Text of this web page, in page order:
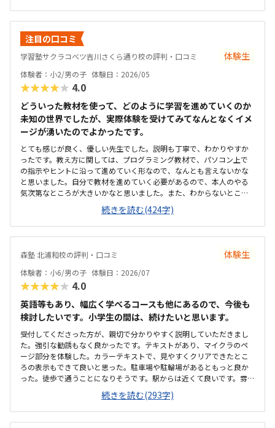
かりやすく作られており、「今日はどこまで進んだか」が一目で確認
できる仕組みになっています。子ども自身も「今日はここまで進んだ
よ」と嬉しそうに教えてくれるので、学習の見える化がしっかりでき
ていると感じます。さらに、各ステップの先には「このあたりでどの
検定レベルを目指せるか」といった目安も書かれており、今どの段階
す。プログラミングは進度や理解度が見えにくいイメージがありまし
たが、このシートのおかげで成長の道筋が具体的にイメージでき、安
ため、通いやすさとしては「普通」という評価にさせていただきま
す。周辺は大通りで交通量が多く、路上での一時的な乗り降りが難し
いため、毎回専用駐車場に入れる必要があります。少し手間には感じ
ますが、安全面を考えると仕方がない部分でもあり、安心して送り迎
えができる環境だと思っています。教室内は全体的にきれいに整って
おり、落ち着いた雰囲気で学べる環境だと感じました。設備もきちん
と手入れされていて、パソコンや机まわりも清潔に保たれているた
め、子どもが安心して集中できる空間になっています。初めてのプロ
グラミング学習でも不安なく取り組める環境が整っている点は、とて
も良い印象でした。教室の割引制度があることで助かってはいます
いのかもしれませんが、教室独自で小学生向けの出席カード制度があ
と景品と交換できる仕組みになっているため、子どもも毎回楽しみに
しています。特に大きく気になる点はありません。通い始めてから困
り、教室の雰囲気や指導の進め方、独自の取り組みなど、総合的に満
足しています。子どもが楽しく通えており、成長を実感できる点が何
よりありがたいです。今後もこのまま安心して続けられればと思って
います。
注目の口コミ
学習塾サクラコベツ吉川さくら通り校の評判・口コミ 体験生
体験者：小2/男の子 体験日：2026/05
★★★★★ 4.0
どういった教材を使って、どのように学習を進めていくのか
未知の世界でしたが、実際体験を受けてみてなんとなくイメ
ージが湧いたのでよかったです。
とても感じが良く、優しい先生でした。説明も丁寧で、わかりやすか
ったです。教え方に関しては、プログラミング教材で、パソコン上で
の指示やヒントに沿って進めていく形なので、なんとも言えないかな
と思いました。自分で教材を進めていく必要があるので、本人のやる
気次第なところが大きいかなと思いました。また、わからないところ
をわからないまま適当に進めず、きちんと質問し、確認しながらでき
るかどうかが懸念点です。家から近く、徒歩で子ども1人でも通わせる
ことができそうなので、そこは魅力的だなと思いました。こじんまり
とした教室ですが、机や椅子は綺麗でした。余計なものが置かれてい
中では高めかなと思います。ただ、パソコンとその中にある教材を使
用するため、高くなってしまうのは仕方ないかなとも思います。マイ
クラが使われているということで子どもが興味を持っていました。遊
び感覚で学んでいけるのは良いと思います。
続きを読む(424字)
森塾 北浦和校の評判・口コミ 体験生
体験者：小6/男の子 体験日：2026/07
★★★★★ 4.0
英語等もあり、幅広く学べるコースも他にあるので、今後も
検討したいです。小学生の間は、続けたいと思います。
受付してくださった方が、親切で分かりやすく説明していただきまし
た。強引な勧誘もなく良かったです。テキストがあり、マイクラのペ
ージ部分を体験した。カラーテキストで、見やすくクリアできたとこ
ろの表示もできて良いと思った。駐車場や駐輪場があるともっと良か
った。徒歩で通うことになりそうです。駅からは近くて良いです。雰囲
気も良く、清潔感もあった。部屋が区切られていて、個人スペースも
確保されていて良かった。基本料金以外に、追加料金があまり無さそ
うで良かった。できれば、毎月1万以内で通いたいです。子供に熱心に
話しかけてくださったり、褒めてくださって、子供が頑張ろうという
続きを読む(293字)